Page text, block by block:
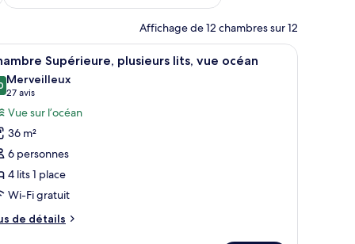
Affichage de 12 chambres sur 12
canapés et une table basse.
| Coffres-forts dans les chambres, Wi-Fi gratuit, draps fournis
:
Une chambre d’hôtel moderne avec un
11 Supérieure, plusieurs lits, vue océan
sur 10
Merveilleux
27 avis
(27 avis)
Vue sur l’océan
36 m²
6 personnes
4 lits 1 place
Wi-Fi gratuit
de détails